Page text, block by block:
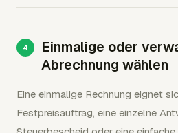
Einmalige oder
Abrechnung wählen
Eine einmalige Rechnung eignet
Festpreisauftrag, eine einzelne